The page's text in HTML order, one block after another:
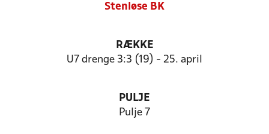
Stenløse BK
RÆKKE
U7 drenge 3:3 (19) - 25. april
PULJE
Pulje 7